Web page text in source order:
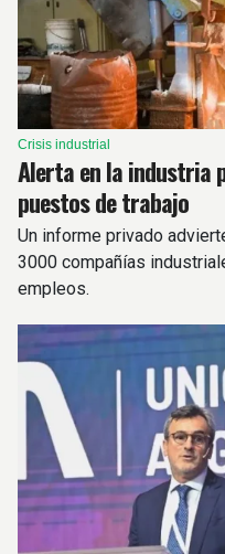
Crisis industrial
Alerta en la industria
puestos de trabajo
Un informe privado
3000 compañías
empleos.